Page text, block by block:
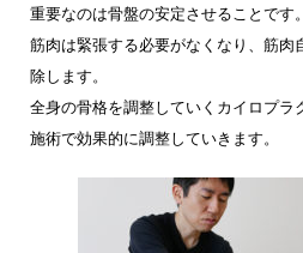
重要なのは骨盤の安定させることで
筋肉は緊張する必要がなくなり、筋
除します。
全身の骨格を調整していくカイロプラ
施術で効果的に調整していきます。